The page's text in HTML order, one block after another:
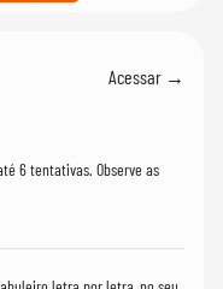
Acessar →
6 tentativas. Observe as